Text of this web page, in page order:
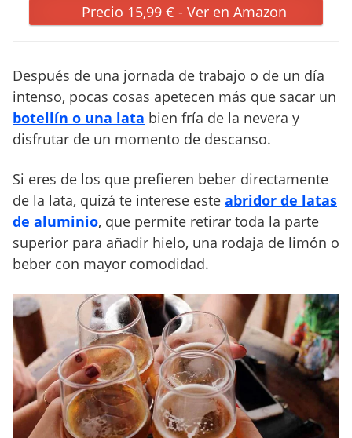
Precio 15,99 € - Ver en Amazon
Después de una jornada de trabajo o de un día
intenso, pocas cosas apetecen más que sacar un
botellín o una lata bien fría de la nevera y
disfrutar de un momento de descanso.
Si eres de los que prefieren beber directamente
de la lata, quizá te interese este abridor de latas
de aluminio, que permite retirar toda la parte
superior para añadir hielo, una rodaja de limón o
beber con mayor comodidad.